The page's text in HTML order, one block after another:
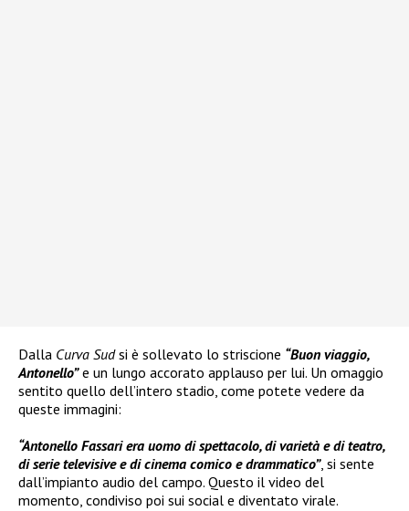
Dalla Curva Sudsi è sollevato lo striscione “Buon viaggio,
Antonello”e un lungo accorato applauso per lui. Un omaggio
sentito quello dell’intero stadio, come potete vedere da
queste immagini:
“Antonello Fassari era uomo di spettacolo, di varietà e di teatro,
di serie televisive e di cinema comico e drammatico”, si sente
dall’impianto audio del campo. Questo il video del
momento, condiviso poi sui social e diventato virale.